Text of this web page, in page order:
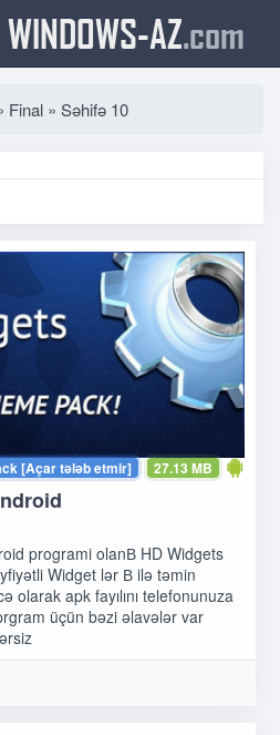
WINDOWS-AZ.com
Final » Səhifə 10
27.13 MB
[Açar tələb etmir]
programi olanВ HD Widgets
Widget lər В ilə təmin
olarak apk fayılını telefonunuza
üçün bəzi əlavələr var